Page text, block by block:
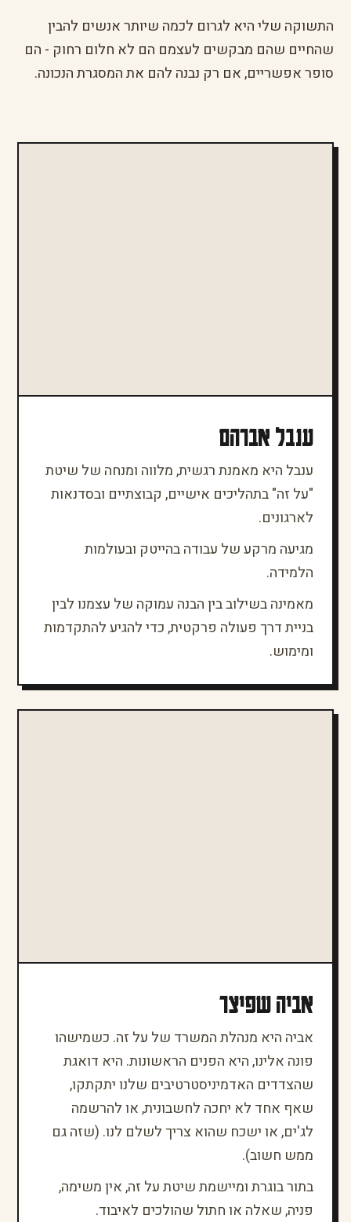
התשוקה שלי היא לגרום לכמה שיותר אנשים להבין
שהחיים שהם מבקשים לעצמם הם לא חלום רחוק - הם
סופר אפשריים, אם רק נבנה להם את המסגרת הנכונה.
ענבל אברהם
ענבל היא מאמנת רגשית, מלווה ומנחה של שיטת
"על זה" בתהליכים אישיים, קבוצתיים ובסדנאות
לארגונים.
מגיעה מרקע של עבודה בהייטק ובעולמות
הלמידה.
מאמינה בשילוב בין הבנה עמוקה של עצמנו לבין
בניית דרך פעולה פרקטית, כדי להגיע להתקדמות
ומימוש.
אביה שפיצר
אביה היא מנהלת המשרד של על זה. כשמישהו
פונה אלינו, היא הפנים הראשונות. היא דואגת
שהצדדים האדמיניסטרטיבים שלנו יתקתקו,
שאף אחד לא יחכה לחשבונית, או להרשמה
לג'ים, או ישכח שהוא צריך לשלם לנו. (שזה גם
ממש חשוב).
בתור בוגרת ומיישמת שיטת על זה, אין משימה,
פניה, שאלה או חתול שהולכים לאיבוד.